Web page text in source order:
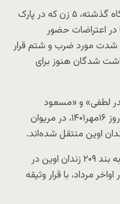
همچنین بنابر اطلاع «ایران‌وایر» شامگاه گذشته، ۵ زن که در پارک
اعتراضات حضور
شدت مورد ضرب و شتم قرار
شدگان هنوز برای
لطفی» و «مسعود
که روز ۱۶مهر۱۴۰۱، در مریوان
بازداشت و انتقال این دو فعال صنفی به بند ۲۰۹ زندان اوین در
مرداد، با قرار وثیقه